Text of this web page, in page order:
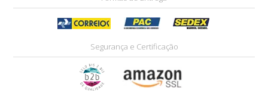
Segurança e Certificação